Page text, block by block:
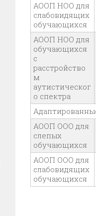
АООП НОО для
слабовидящих
обучающихся
АООП НОО для
обучающихся
с
расстройство
м
аутистическог
о спектра
АООП ООО для
слепых
обучающихся
АООП ООО для
слабовидящих
обучающихся